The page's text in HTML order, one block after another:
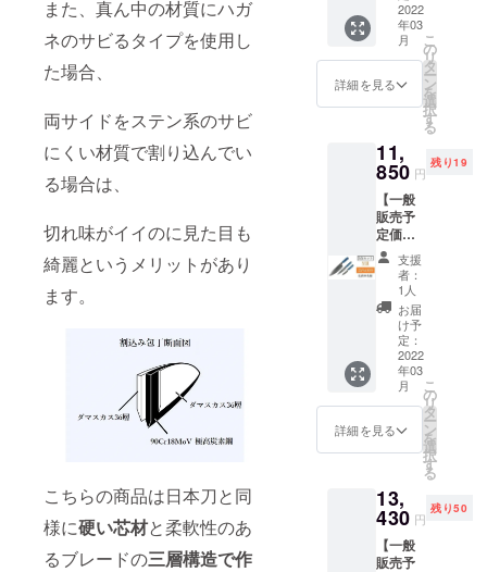
また、真ん中の材質にハガ
ネのサビるタイプを使用し
た場合、
両サイドをステン系のサビ
にくい材質で割り込んでい
る場合は、
切れ味がイイのに見た目も
綺麗というメリットがあり
ます。
こちらの商品は日本刀と同
様に硬い芯材と柔軟性のあ
るブレードの三層構造で作
れがあ
りま
す。 そ
は【活
動報
にお知
らせ致
しま
す。
【注意
事項​】
正当な
理由な
く刃物
を携帯
する行
為は、
銃砲刀
剣類所
22条及
び軽犯
罪法第1
により
禁止さ
れてい
ます。
後に出
来るだ
け速や
かに配
送手配
が、 中
国の春
節(大型
連休)に
かかる
恐れが
あるた
め製
造、発
送が一
時ス
トップ
する恐
れがあ
りま
の場合
は【活
て直ぐ
にお知
らせ致
しま
造メー
カーに
発注を
出し
て、揃
受け取
り後に
に福岡
の物流
会社か
ら順次
出荷を
開始 い
たしま
す。 ・
配送に
おける
リスク
プロ
ジェク
ト終了
かに配
送手配
を開始
いたし
（税・
送料
込）
【内
容】 ■
ステー
組 ・配
送時期
プロ
ジェク
ト終了
後に中
国の製
造メー
カーに
発注を
出し
て、揃
い次第
日本に
発送。
受け取
り後に
会社か
ら順次
開始 い
たしま
2022
年03
月
詳細を見る
こ
の
リ
タ
ー
ン
を
選
択
す
る
11,
850 円
残り19
【一般
販売予
定価格
15,800
円の
25%OF
F】→
11,850
（税・
送料
込）
【内
容】 ■
シェフ
ティリ
ティナ
イフ ■
パリン
グナイ
支援
者：
1人
お届
け予
定：
2022
年03
月
詳細を見る
こ
の
リ
タ
ー
ン
を
選
択
す
る
13,
430 円
残り50
【一般
販売予